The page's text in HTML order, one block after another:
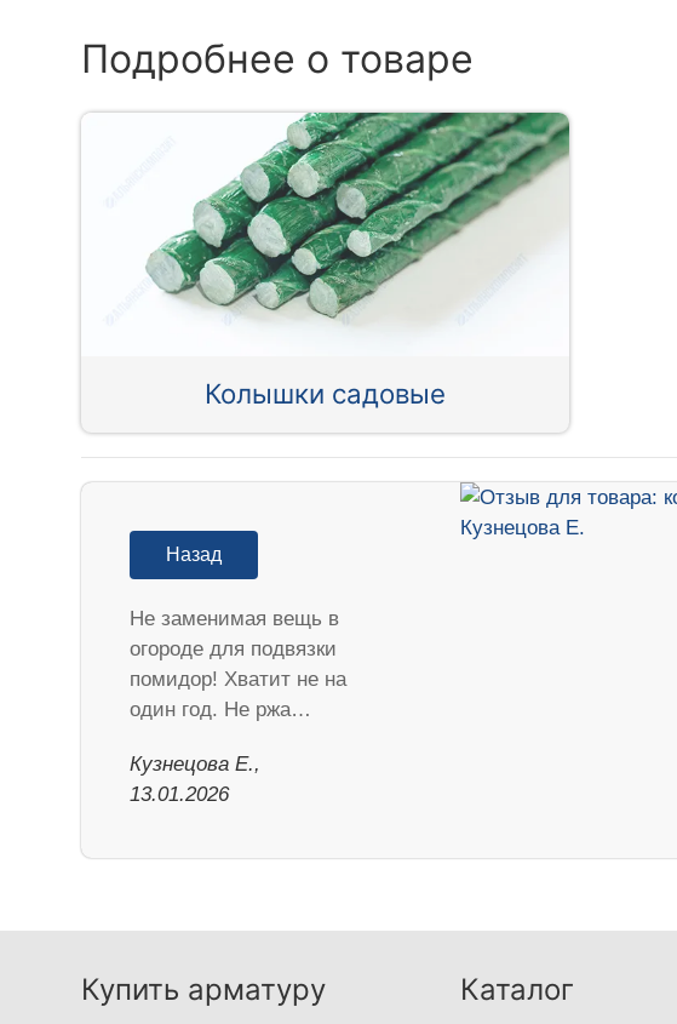
Подробнее о товаре
Колышки садовые
Назад
Не заменимая вещь в
огороде для подвязки
помидор! Хватит не на
один год. Не ржа…
Кузнецова Е.,
13.01.2026
Купить арматуру Каталог